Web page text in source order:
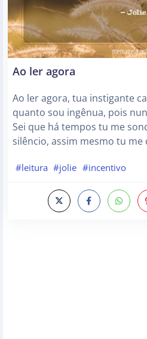
Ao ler agora
Ao ler agora, tua instigante
quanto sou ingênua, pois
Sei que há tempos tu me
silêncio, assim mesmo tu me
#leitura #jolie #incentivo